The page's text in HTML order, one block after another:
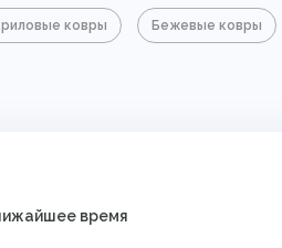
ковры Бежевые ковры
время